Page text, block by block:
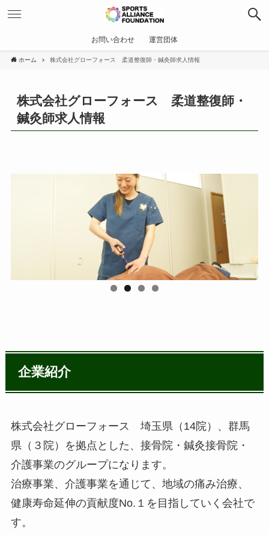
お問い合わせ 運営団体
ホーム 株式会社グローフォース 柔道整復師・鍼灸師求人情報
株式会社グローフォース 柔道整復師・
鍼灸師求人情報
企業紹介
株式会社グローフォース 埼玉県（14院）、群馬
県（３院）を拠点とした、接骨院・鍼灸接骨院・
介護事業のグループになります。
治療事業、介護事業を通じて、地域の痛み治療、
健康寿命延伸の貢献度No.１を目指していく会社で
す。